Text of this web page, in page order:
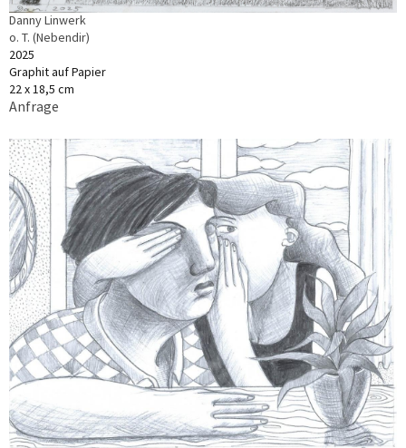
Danny Linwerk
o. T. (Nebendir)
2025
Graphit auf Papier
22 x 18,5 cm
Anfrage